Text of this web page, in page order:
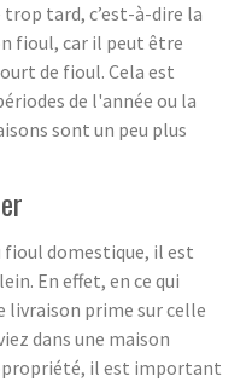
tard, c’est-à-dire la
fioul, car il peut être
de fioul. Cela est
de l'année ou la
sont un peu plus
fioul domestique, il est
En effet, en ce qui
livraison prime sur celle
dans une maison
il est important